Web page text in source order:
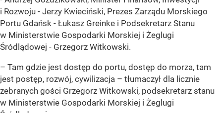
i Rozwoju - Jerzy Kwieciński, Prezes Zarządu Morskiego
Portu Gdańsk - Łukasz Greinke i Podsekretarz Stanu
w Ministerstwie Gospodarki Morskiej i Żeglugi
Śródlądowej - Grzegorz Witkowski.
– Tam gdzie jest dostęp do portu, dostęp do morza, tam
jest postęp, rozwój, cywilizacja – tłumaczył dla licznie
zebranych gości Grzegorz Witkowski, podsekretarz stanu
w Ministerstwie Gospodarki Morskiej i Żeglugi